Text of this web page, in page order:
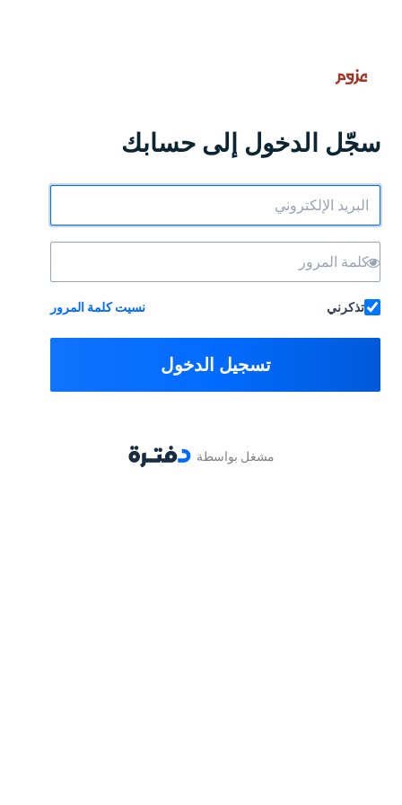
سجّل الدخول إلى حسابك
تذكرني نسيت كلمة المرور
تسجيل الدخول
مشغل بواسطة